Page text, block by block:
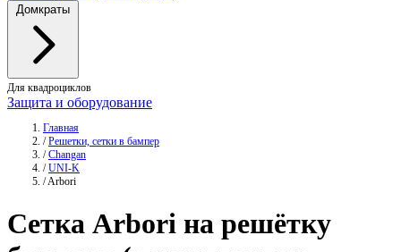
Домкраты
Для квадроциклов
Защита и оборудование
Главная
/ Решетки, сетки в бампер
/ Changan
/ UNI-K
/Arbori
Сетка Arbori на решётку